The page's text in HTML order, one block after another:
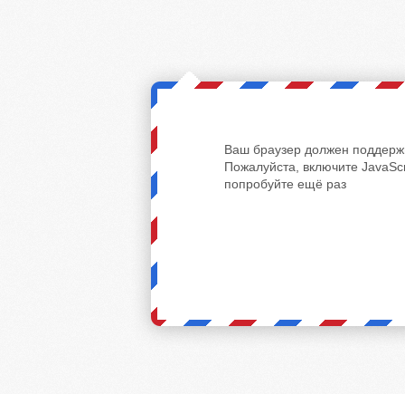
Ваш браузер должен
Пожалуйста, включите
попробуйте ещё раз